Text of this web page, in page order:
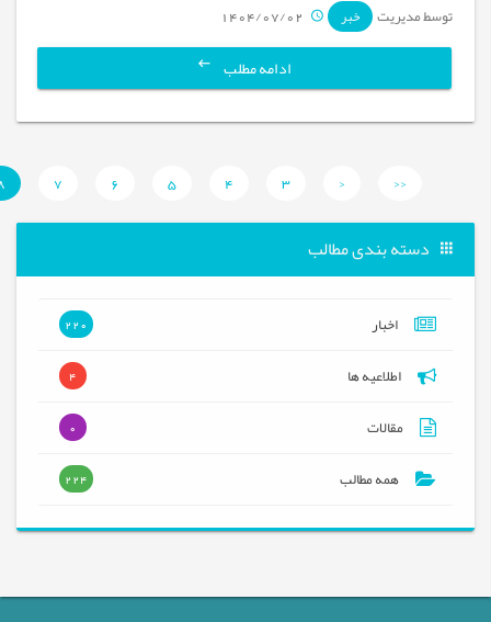
توسط مدیریت خبر 1404/07/02
ادامه مطلب
<<
<
3
4
5
6
7
دسته بندی مطالب
اخبار 220
اطلاعیه ها 4
مقالات 0
همه مطالب 224